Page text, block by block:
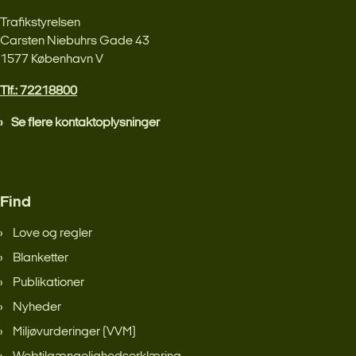
Trafikstyrelsen
Carsten Niebuhrs Gade 43
1577 København V
Tlf.: 72218800
Se flere kontaktoplysninger
Find
Love og regler
Blanketter
Publikationer
Nyheder
Miljøvurderinger (VVM)